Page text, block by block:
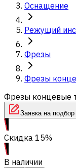
Оснащение
Режущий
Фрезы
Фрезы
Фрезы концевые
Заявка на
Скидка 15%
В наличии